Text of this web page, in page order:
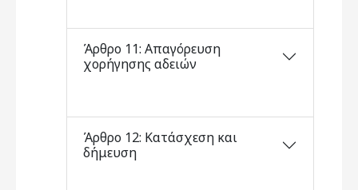
Άρθρο 11: Απαγόρευση
χορήγησης αδειών
Άρθρο 12: Κατάσχεση και
δήμευση